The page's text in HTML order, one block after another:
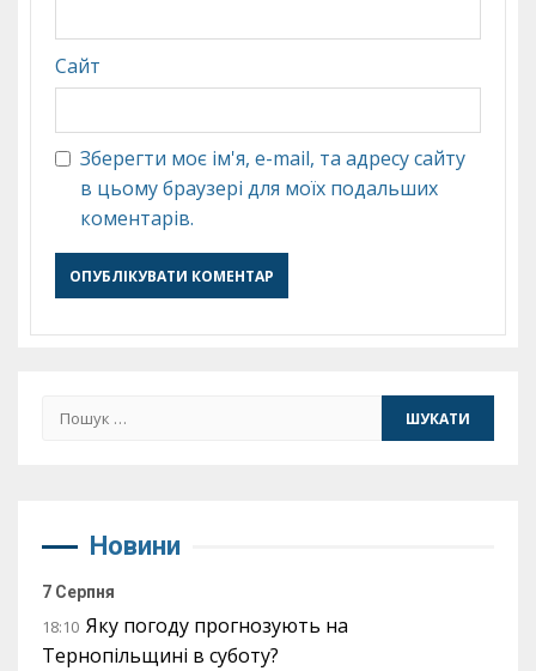
Сайт
Зберегти моє ім'я, e-mail, та адресу сайту
в цьому браузері для моїх подальших
коментарів.
Пошук:
Новини
7 Серпня
18:10 Яку погоду прогнозують на
Тернопільщині в суботу?